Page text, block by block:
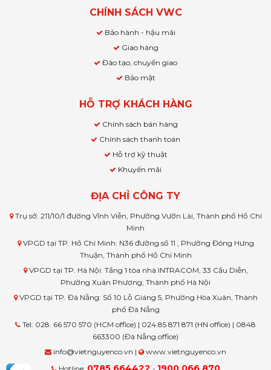
CHÍNH SÁCH VWC
Bảo hành - hậu mãi
Giao hàng
Đào tạo, chuyển giao
Bảo mật
HỖ TRỢ KHÁCH HÀNG
Chính sách bán hàng
Chính sách thanh toán
Hỗ trợ kỹ thuật
Khuyến mãi
ĐỊA CHỈ CÔNG TY
Trụ sở: 211/10/1 đường Vĩnh Viễn, Phường Vườn Lài, Thành phố Hồ Chí
Minh
VPGD tại TP. Hồ Chí Minh: N36 đường số 11 , Phường Đông Hưng
Thuận, Thành phố Hồ Chí Minh
VPGD tại TP. Hà Nội: Tầng 1 tòa nhà INTRACOM, 33 Cầu Diễn,
Phường Xuân Phương, Thành phố Hà Nội
VPGD tại TP. Đà Nẵng: Số 10 Lỗ Giáng 5, Phường Hòa Xuân, Thành
phố Đà Nẵng
Tel: 028. 66 570 570 (HCM office) | 024.85 871 871 (HN office) | 0848
663300 (Đà Nẵng office)
info@vietnguyenco.vn |
www.vietnguyenco.vn